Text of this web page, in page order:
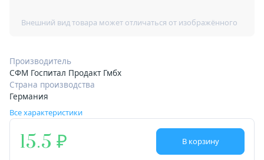
Производитель
СФМ Госпитал Продакт Гмбх
Страна производства
Германия
Все характеристики
15.5 В корзину